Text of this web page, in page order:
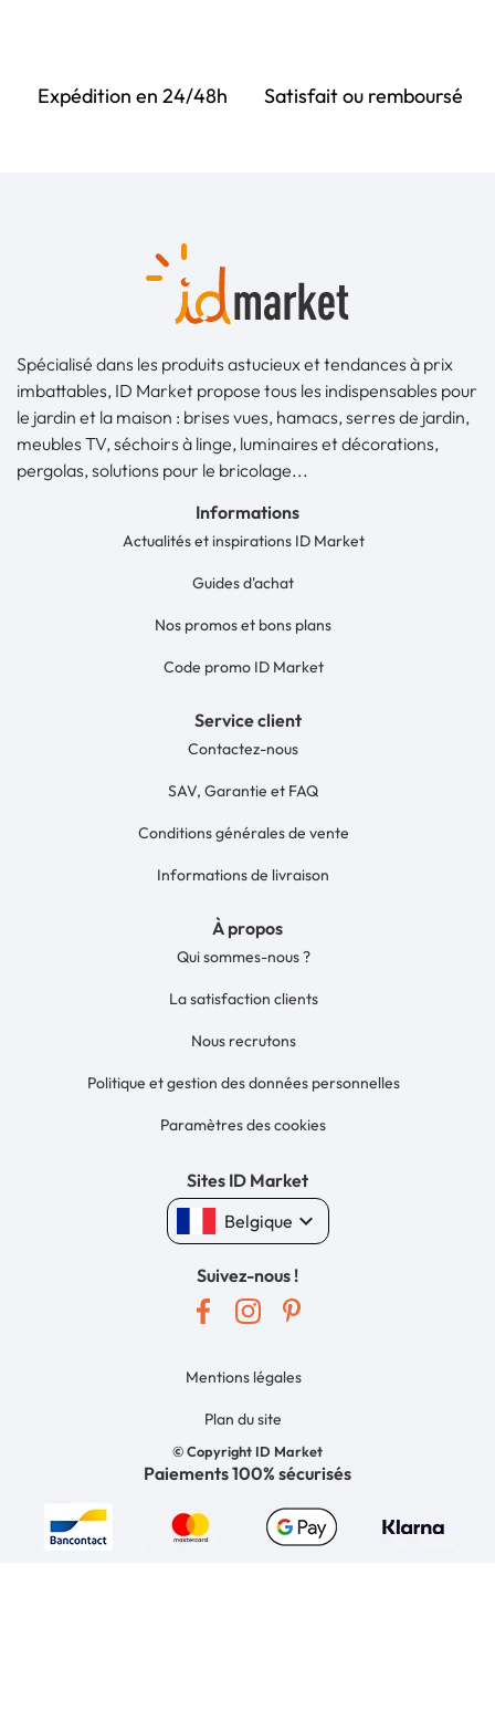
Expédition en 24/48h Satisfait ou remboursé
Spécialisé dans les produits astucieux et tendances à prix
imbattables, ID Market propose tous les indispensables pour
le jardin et la maison : brises vues, hamacs, serres de jardin,
meubles TV, séchoirs à linge, luminaires et décorations,
pergolas, solutions pour le bricolage...
Informations
Actualités et inspirations ID Market
Guides d'achat
Nos promos et bons plans
Code promo ID Market
Service client
Contactez-nous
SAV, Garantie et FAQ
Conditions générales de vente
Informations de livraison
À propos
Qui sommes-nous ?
La satisfaction clients
Nous recrutons
Politique et gestion des données personnelles
Paramètres des cookies
Sites ID Market
Belgique keyboard_arrow_down
Suivez-nous !
© Copyright ID Market
Mentions légales
Plan du site
Paiements 100% sécurisés